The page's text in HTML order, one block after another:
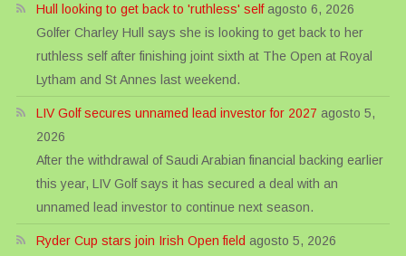
Hull looking to get back to 'ruthless' self agosto 6, 2026
Golfer Charley Hull says she is looking to get back to her
ruthless self after finishing joint sixth at The Open at Royal
Lytham and St Annes last weekend.
LIV Golf secures unnamed lead investor for 2027 agosto 5,
2026
After the withdrawal of Saudi Arabian financial backing earlier
this year, LIV Golf says it has secured a deal with an
unnamed lead investor to continue next season.
Ryder Cup stars join Irish Open field agosto 5, 2026